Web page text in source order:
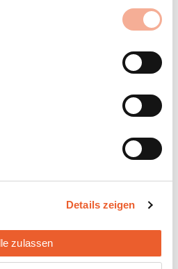
Details zeigen
zulassen
- Installationspartner